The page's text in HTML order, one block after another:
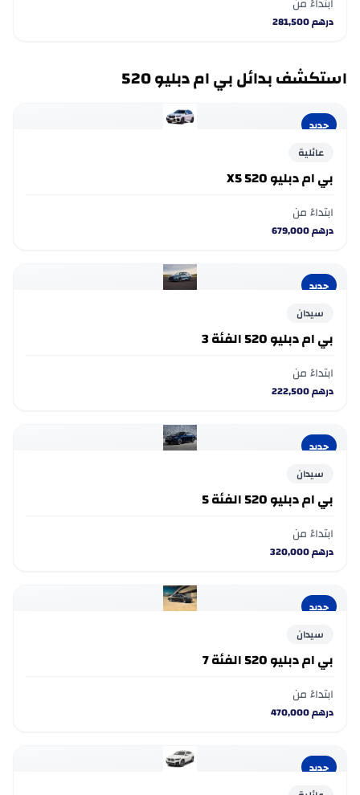
درهم281,500
استكشف بدائل بي ام دبليو 520
جديد
عائلية
بي ام دبليو 520 X5
ابتداءً من
درهم679,000
جديد
سيدان
بي ام دبليو 520 الفئة 3
ابتداءً من
درهم222,500
جديد
سيدان
بي ام دبليو 520 الفئة 5
ابتداءً من
درهم320,000
جديد
سيدان
بي ام دبليو 520 الفئة 7
ابتداءً من
درهم470,000
جديد